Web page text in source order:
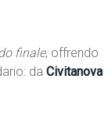
finale, offrendo
da Civitanova